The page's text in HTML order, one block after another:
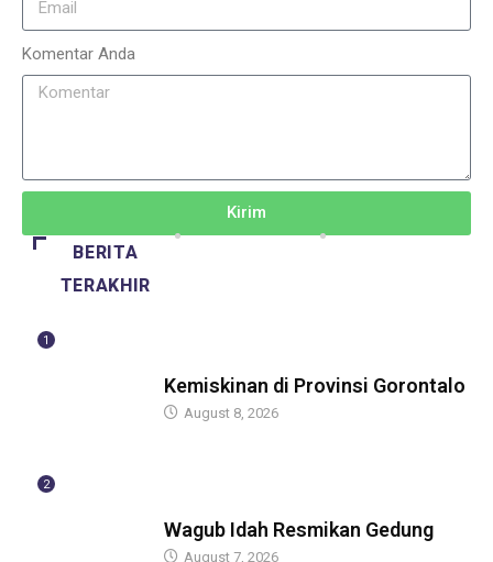
Komentar Anda
Kirim
BERITA
TERAKHIR
1
Kemiskinan di Provinsi Gorontalo
August 8, 2026
2
Wagub Idah Resmikan Gedung
August 7, 2026